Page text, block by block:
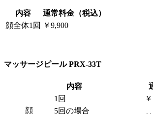
内容
通常料金（税込）
顔全体1回
￥9,900
マッサージピール PRX-33T
内容
顔
1回
5回の場合